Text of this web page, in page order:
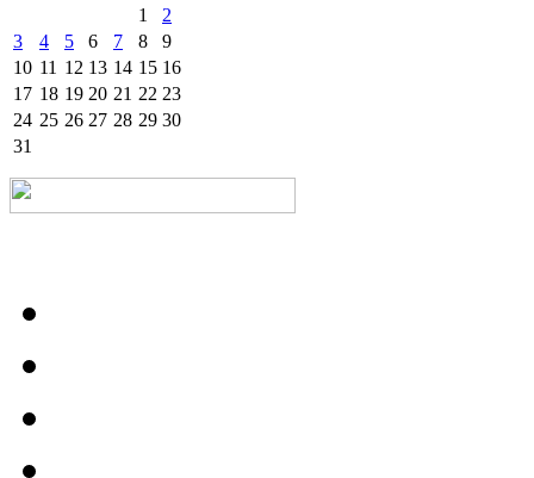
1
2
3
4 5 6 7 8
9
10 11 12 13 14 15 16
17 18 19 20 21 22 23
24 25 26 27 28 29 30
31